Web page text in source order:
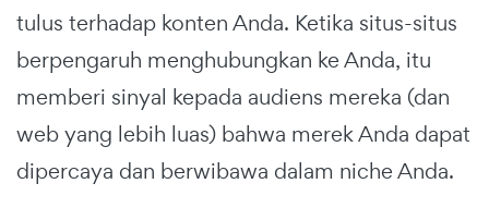
tulus terhadap konten Anda. Ketika situs-situs
berpengaruh menghubungkan ke Anda, itu
memberi sinyal kepada audiens mereka (dan
web yang lebih luas) bahwa merek Anda dapat
dipercaya dan berwibawa dalam niche Anda.